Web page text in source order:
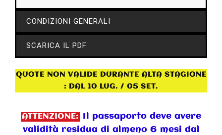
CONDIZIONI GENERALI
SCARICA IL PDF
QUOTE NON VALIDE DURANTE ALTA STAGIONE
: DAL 10 LUG. / 05 SET.
ATTENZIONE:
Il passaporto deve avere
validità residua di almeno 6 mesi dal